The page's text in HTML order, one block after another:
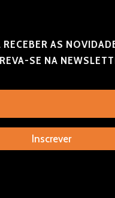
RECEBER AS
SE NA
Inscrever